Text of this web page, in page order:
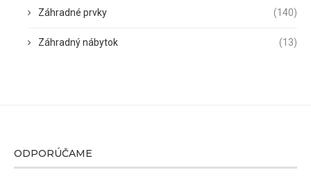
Záhradné prvky (140)
Záhradný nábytok (13)
ODPORÚČAME